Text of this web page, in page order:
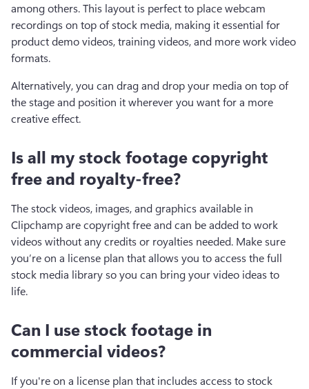
among others. This layout is perfect to place webcam
recordings on top of stock media, making it essential for
product demo videos, training videos, and more work video
formats.
Alternatively, you can drag and drop your media on top of
the stage and position it wherever you want for a more
creative effect.
Is all my stock footage copyright
free and royalty-free?
The stock videos, images, and graphics available in
Clipchamp are copyright free and can be added to work
videos without any credits or royalties needed. Make sure
you’re on a license plan that allows you to access the full
stock media library so you can bring your video ideas to
life.
Can I use stock footage in
commercial videos?
If you're on a license plan that includes access to stock